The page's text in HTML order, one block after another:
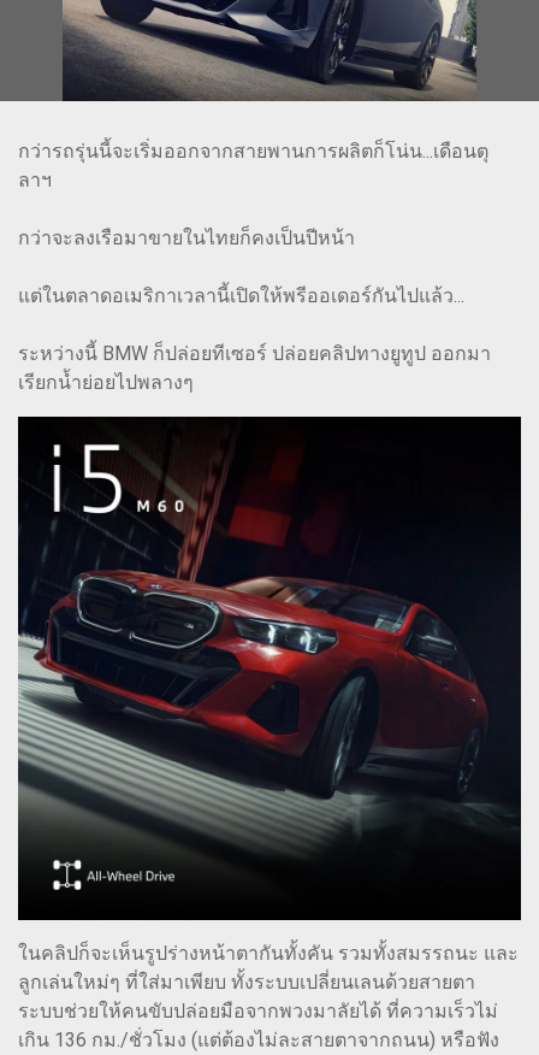
กว่ารถรุ่นนี้จะเริ่มออกจากสายพานการผลิตก็โน่น...เดือนตุ
ลาฯ
กว่าจะลงเรือมาขายในไทยก็คงเป็นปีหน้า
แต่ในตลาดอเมริกาเวลานี้เปิดให้พรีออเดอร์กันไปแล้ว...
ระหว่างนี้ BMW ก็ปล่อยทีเซอร์ ปล่อยคลิปทางยูทูป ออกมา
เรียกน้ำย่อยไปพลางๆ
ในคลิปก็จะเห็นรูปร่างหน้าตากันทั้งคัน รวมทั้งสมรรถนะ และ
ลูกเล่นใหม่ๆ ที่ใส่มาเพียบ ทั้งระบบเปลี่ยนเลนด้วยสายตา
ระบบช่วยให้คนขับปล่อยมือจากพวงมาลัยได้ ที่ความเร็วไม่
เกิน 136 กม./ชั่วโมง (แต่ต้องไม่ละสายตาจากถนน) หรือฟัง